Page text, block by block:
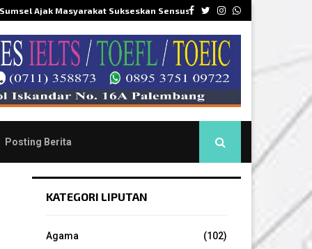
Facebook
Twitter
Instagram
Whatsapp
Sumsel Ajak Masyarakat Sukseskan Sensus…
Posting Berita
KATEGORI LIPUTAN
Agama
(102)